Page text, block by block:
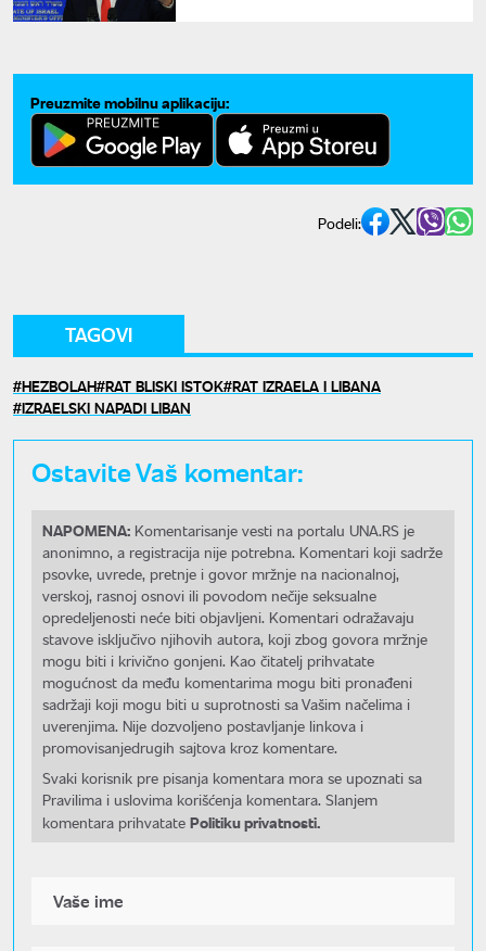
Preuzmite mobilnu aplikaciju:
Podeli:
TAGOVI
HEZBOLAH RAT BLISKI ISTOK RAT IZRAELA I LIBANA
IZRAELSKI NAPADI LIBAN
Ostavite Vaš komentar:
NAPOMENA: Komentarisanje vesti na portalu UNA.RS je
anonimno, a registracija nije potrebna. Komentari koji sadrže
psovke, uvrede, pretnje i govor mržnje na nacionalnoj,
verskoj, rasnoj osnovi ili povodom nečije seksualne
opredeljenosti neće biti objavljeni. Komentari odražavaju
stavove isključivo njihovih autora, koji zbog govora mržnje
mogu biti i krivično gonjeni. Kao čitatelj prihvatate
mogućnost da među komentarima mogu biti pronađeni
sadržaji koji mogu biti u suprotnosti sa Vašim načelima i
uverenjima. Nije dozvoljeno postavljanje linkova i
promovisanjedrugih sajtova kroz komentare.
Svaki korisnik pre pisanja komentara mora se upoznati sa
Pravilima i uslovima korišćenja komentara. Slanjem
komentara prihvatate Politiku privatnosti.